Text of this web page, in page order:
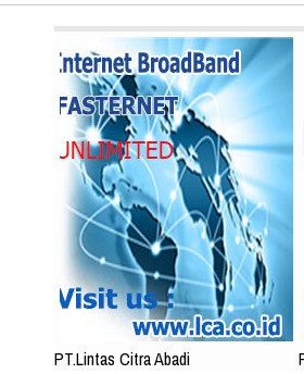
PT.Lintas Citra Abadi